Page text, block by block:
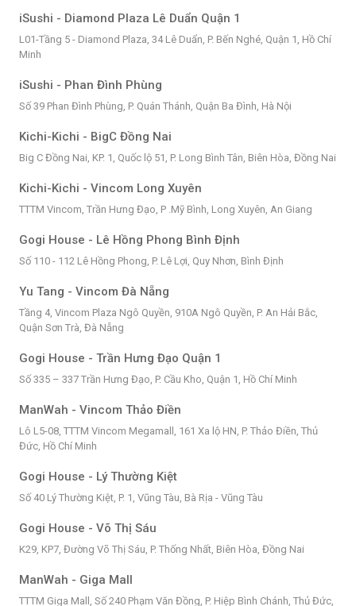
iSushi - Diamond Plaza Lê Duẩn Quận 1
L01-Tầng 5 - Diamond Plaza, 34 Lê Duẩn, P. Bến Nghé, Quận 1, Hồ Chí
Minh
iSushi - Phan Đình Phùng
Số 39 Phan Đình Phùng, P. Quán Thánh, Quận Ba Đình, Hà Nội
Kichi-Kichi - BigC Đồng Nai
Big C Đồng Nai, KP. 1, Quốc lộ 51, P. Long Bình Tân, Biên Hòa, Đồng Nai
Kichi-Kichi - Vincom Long Xuyên
TTTM Vincom, Trần Hưng Đạo, P .Mỹ Bình, Long Xuyên, An Giang
Gogi House - Lê Hồng Phong Bình Định
Số 110 - 112 Lê Hồng Phong, P. Lê Lợi, Quy Nhơn, Bình Định
Yu Tang - Vincom Đà Nẵng
Tầng 4, Vincom Plaza Ngô Quyền, 910A Ngô Quyền, P. An Hải Bắc,
Quận Sơn Trà, Đà Nẵng
Gogi House - Trần Hưng Đạo Quận 1
Số 335 – 337 Trần Hưng Đạo, P. Cầu Kho, Quận 1, Hồ Chí Minh
ManWah - Vincom Thảo Điền
Lô L5-08, TTTM Vincom Megamall, 161 Xa lộ HN, P. Thảo Điền, Thủ
Đức, Hồ Chí Minh
Gogi House - Lý Thường Kiệt
Số 40 Lý Thường Kiệt, P. 1, Vũng Tàu, Bà Rịa - Vũng Tàu
Gogi House - Võ Thị Sáu
K29, KP7, Đường Võ Thị Sáu, P. Thống Nhất, Biên Hòa, Đồng Nai
ManWah - Giga Mall
TTTM Giga Mall, Số 240 Phạm Văn Đồng, P. Hiệp Bình Chánh, Thủ Đức,